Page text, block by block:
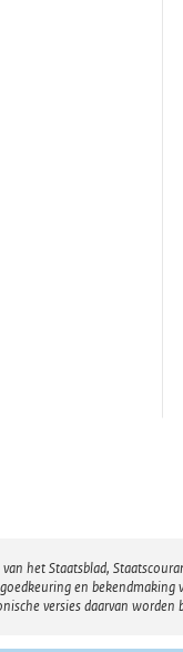
het Staatsblad,
en
versies daarvan worden